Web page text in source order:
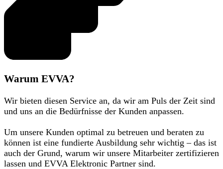
Warum EVVA?
Wir bieten diesen Service an, da wir am Puls der Zeit sind
und uns an die Bedürfnisse der Kunden anpassen.
Um unsere Kunden optimal zu betreuen und beraten zu
können ist eine fundierte Ausbildung sehr wichtig – das ist
auch der Grund, warum wir unsere Mitarbeiter zertifizieren
lassen und EVVA Elektronic Partner sind.